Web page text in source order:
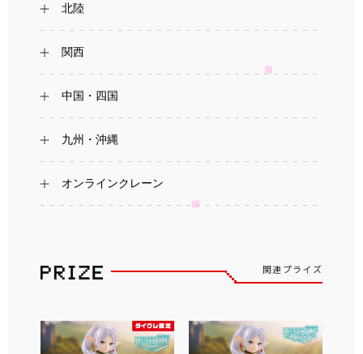
北陸
関西
中国・四国
九州・沖縄
オンラインクレーン
関連プライズ